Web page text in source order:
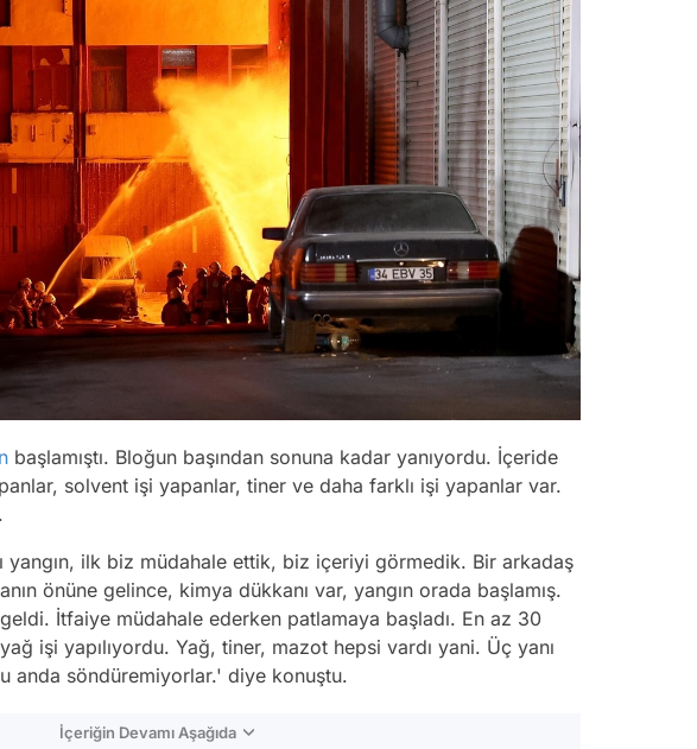
başlamıştı. Bloğun başından sonuna kadar yanıyordu. İçeride
solvent işi yapanlar, tiner ve daha farklı işi yapanlar var.
yangın, ilk biz müdahale ettik, biz içeriyi görmedik. Bir arkadaş
önüne gelince, kimya dükkanı var, yangın orada başlamış.
İtfaiye müdahale ederken patlamaya başladı. En az 30
işi yapılıyordu. Yağ, tiner, mazot hepsi vardı yani. Üç yanı
anda söndüremiyorlar.' diye konuştu.
İçeriğin Devamı Aşağıda